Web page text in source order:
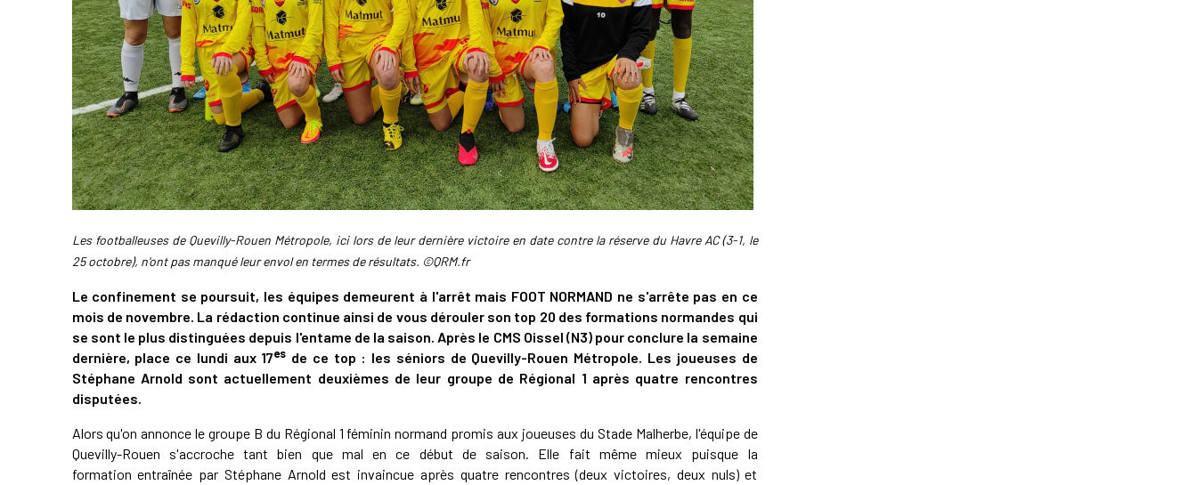
Les footballeuses de Quevilly-Rouen Métropole, ici lors de leur dernière victoire en date contre la réserve du Havre AC (3-1, le
25 octobre), n'ont pas manqué leur envol en termes de résultats. ©QRM.fr
Le confinement se poursuit, les équipes demeurent à l'arrêt mais FOOT NORMAND ne s'arrête pas en ce
mois de novembre. La rédaction continue ainsi de vous dérouler son top 20 des formations normandes qui
se sont le plus distinguées depuis l'entame de la saison. Après le CMS Oissel (N3) pour conclure la semaine
dernière, place ce lundi aux 17es de ce top : les séniors de Quevilly-Rouen Métropole. Les joueuses de
Stéphane Arnold sont actuellement deuxièmes de leur groupe de Régional 1 après quatre rencontres
disputées.
Alors qu'on annonce le groupe B du Régional 1 féminin normand promis aux joueuses du Stade Malherbe, l'équipe de
Quevilly-Rouen s'accroche tant bien que mal en ce début de saison. Elle fait même mieux puisque la
formation entraînée par Stéphane Arnold est invaincue après quatre rencontres (deux victoires, deux nuls) et